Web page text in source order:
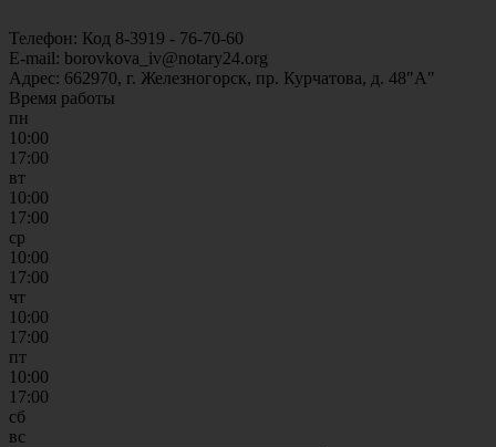
Телефон: Код 8-3919 - 76-70-60
E-mail: borovkova_iv@notary24.org
Адрес: 662970, г. Железногорск, пр. Курчатова, д. 48"А"
Время работы
пн
10:00
17:00
вт
10:00
17:00
ср
10:00
17:00
чт
10:00
17:00
пт
10:00
17:00
сб
вс